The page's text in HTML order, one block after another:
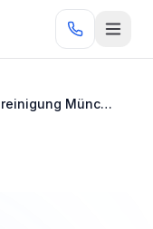
Unterhaltsreinigung München Berg